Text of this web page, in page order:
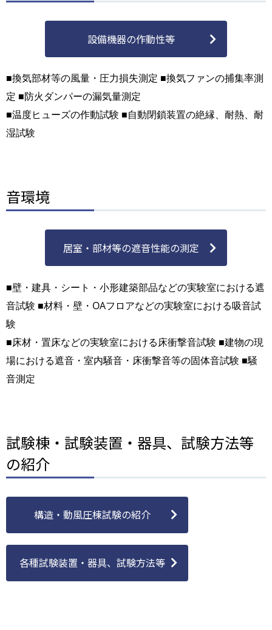
設備機器の作動性等
■換気部材等の風量・圧力損失測定 ■換気ファンの捕集率測
定 ■防火ダンパーの漏気量測定
■温度ヒューズの作動試験 ■自動閉鎖装置の絶縁、耐熱、耐
湿試験
音環境
居室・部材等の遮音性能の測定
■壁・建具・シート・小形建築部品などの実験室における遮
音試験 ■材料・壁・OAフロアなどの実験室における吸音試
験
■床材・置床などの実験室における床衝撃音試験 ■建物の現
場における遮音・室内騒音・床衝撃音等の固体音試験 ■騒
音測定
試験棟・試験装置・器具、試験方法等
の紹介
構造・動風圧棟試験の紹介
各種試験装置・器具、試験方法等